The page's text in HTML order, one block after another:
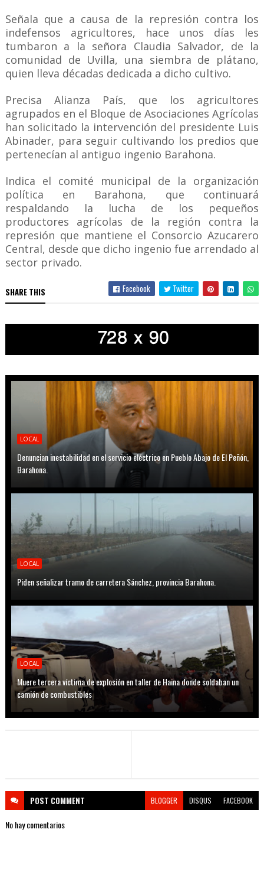
Señala que a causa de la represión contra los
indefensos agricultores, hace unos días les
tumbaron a la señora Claudia Salvador, de la
comunidad de Uvilla, una siembra de plátano,
quien lleva décadas dedicada a dicho cultivo.
Precisa Alianza País, que los agricultores
agrupados en el Bloque de Asociaciones Agrícolas
han solicitado la intervención del presidente Luis
Abinader, para seguir cultivando los predios que
pertenecían al antiguo ingenio Barahona.
Indica el comité municipal de la organización
política en Barahona, que continuará
respaldando la lucha de los pequeños
productores agrícolas de la región contra la
represión que mantiene el Consorcio Azucarero
Central, desde que dicho ingenio fue arrendado al
sector privado.
SHARE THIS Facebook Twitter
LOCAL
Denuncian inestabilidad en el servicio eléctrico en Pueblo Abajo de El Peñón,
Barahona.
LOCAL
Piden señalizar tramo de carretera Sánchez, provincia Barahona.
LOCAL
Muere tercera víctima de explosión en taller de Haina donde soldaban un
camión de combustibles
POST COMMENT BLOGGER DISQUS FACEBOOK
No hay comentarios